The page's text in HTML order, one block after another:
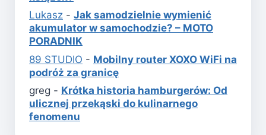
Lukasz - Jak samodzielnie wymienić
akumulator w samochodzie? – MOTO
PORADNIK
89 STUDIO - Mobilny router XOXO WiFi na
podróż za granicę
greg - Krótka historia hamburgerów: Od
ulicznej przekąski do kulinarnego
fenomenu